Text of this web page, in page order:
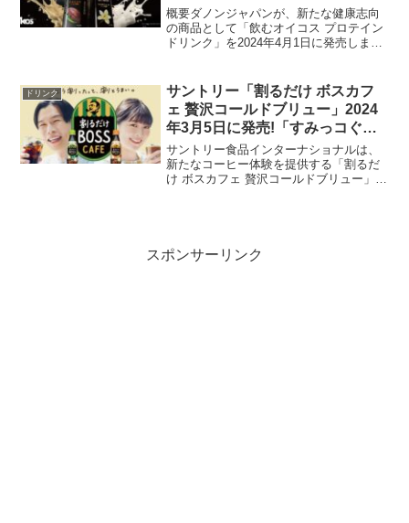
概要ダノンジャパンが、新たな健康志向
の商品として「飲むオイコス プロテイン
ドリンク」を2024年4月1日に発売しま
て市場に投入されます。特長タンパク質
量: 1本（240...
ドリンク
サントリー「割るだけ ボスカフ
ェ 贅沢コールドブリュー」2024
年3月5日に発売!「すみっコぐら
し」コラボプレゼント企画も。
サントリー食品インターナショナルは、
新たなコーヒー体験を提供する「割るだ
け ボスカフェ 贅沢コールドブリュー」を
スポンサーリンク